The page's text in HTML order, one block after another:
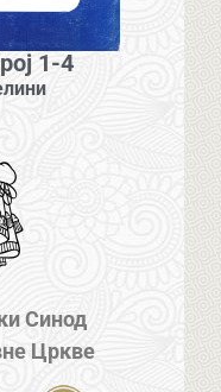
1-4
Синод
Цркве